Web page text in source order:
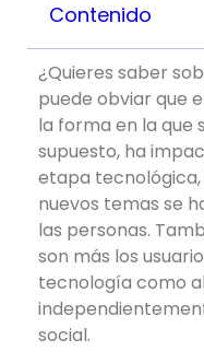
Contenido
¿Quieres saber
puede obviar que
la forma en la que
supuesto, ha
etapa
nuevos temas se
las personas.
son más los
tecnología como
social.